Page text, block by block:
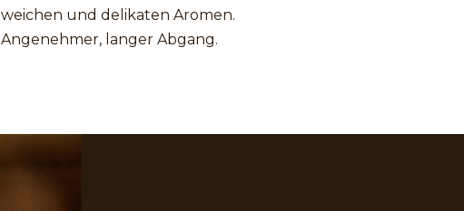
weichen und delikaten Aromen.
Angenehmer, langer Abgang.